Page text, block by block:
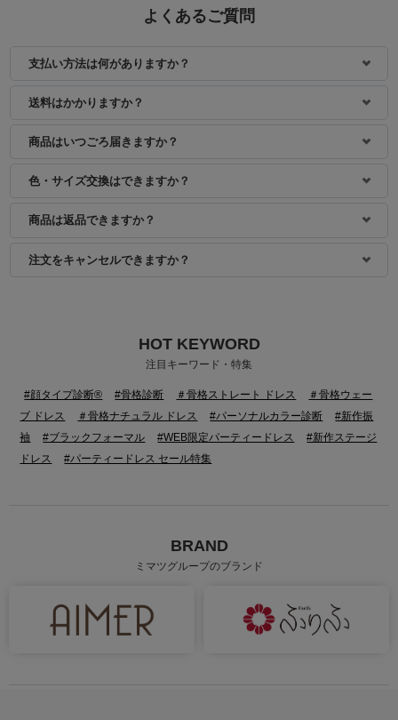
身長：161cm
身長：155cm 身長：164cm
よくあるご質問
支払い方法は何がありますか？
送料はかかりますか？
商品はいつごろ届きますか？
色・サイズ交換はできますか？
商品は返品できますか？
注文をキャンセルできますか？
HOT KEYWORD
注目キーワード・特集
#顔タイプ診断® #骨格診断 ＃骨格ストレート ドレス
＃骨格ウェー
ブ ドレス
＃骨格ナチュラル ドレス #パーソナルカラー診断
#新作振
袖
#ブラックフォーマル #WEB限定パーティードレス
#新作ステージ
ドレス
#パーティードレス セール特集
BRAND
ミマツグループのブランド